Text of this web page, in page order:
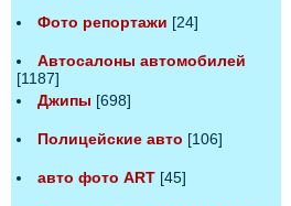
Фото репортажи [24]
Автосалоны автомобилей
[1187]
Джипы [698]
Полицейские авто [106]
авто фото ART [45]